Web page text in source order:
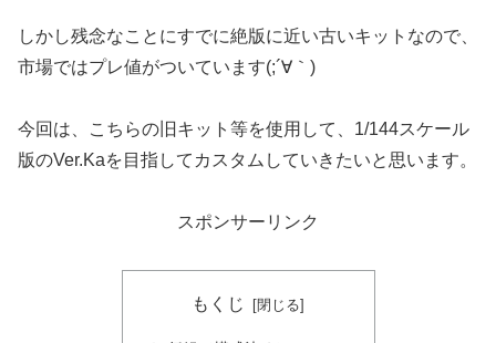
しかし残念なことにすでに絶版に近い古いキットなので、
市場ではプレ値がついています(;´∀｀)
今回は、こちらの旧キット等を使用して、1/144スケール
版のVer.Kaを目指してカスタムしていきたいと思います。
スポンサーリンク
もくじ